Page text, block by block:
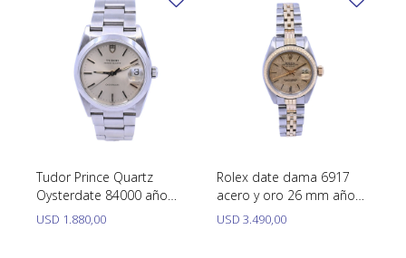
Tudor Prince Quartz
Oysterdate 84000 año
1989 caja 34 mm acero
inoxidable.
USD 1.880,00
Rolex date dama 6917
acero y oro 26 mm año
1980
USD 3.490,00